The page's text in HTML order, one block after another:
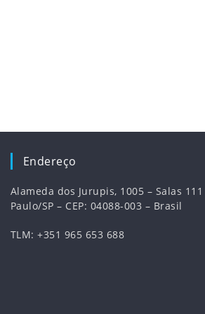
Endereço
Alameda dos Jurupis, 1005 – Salas 111
Paulo/SP – CEP: 04088-003 – Brasil
TLM: +351 965 653 688